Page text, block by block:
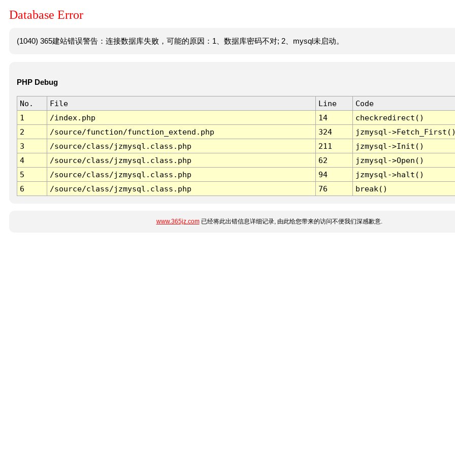
Database Error
(1040) 365建站错误警告：连接数据库失败，可能的原因：1、数据库密码不对; 2、mysql未启动。
PHP Debug
No. File Line
Code
1
/index.php 14
checkredirect()
2
/source/function/function_extend.php 324
jzmysql-
3
/source/class/jzmysql.class.php 211
jzmysql->Init()
4
/source/class/jzmysql.class.php 62
jzmysql->Open()
5
/source/class/jzmysql.class.php 94
jzmysql->halt()
6
/source/class/jzmysql.class.php 76 break()
www.365jz.com已经将此出错信息详细记录, 由此给您带来的访问不便我们深感歉意.